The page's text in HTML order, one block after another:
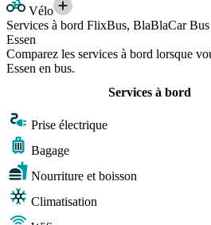
Vélo
Services à bord FlixBus, BlaBlaCar
Essen
Comparez les services à bord lorsque
Essen en bus.
Services à bord
Prise électrique
Bagage
Nourriture et boisson
Climatisation